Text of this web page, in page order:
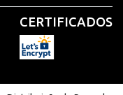
CERTIFICADOS